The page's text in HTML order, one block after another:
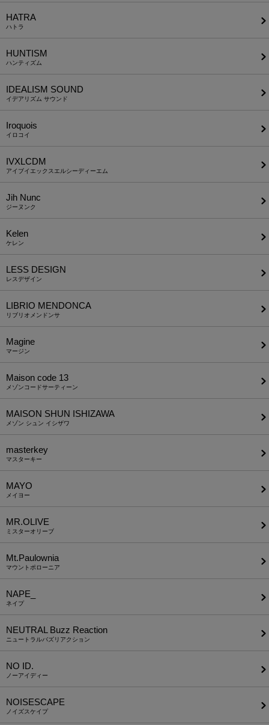
HATRA
ハトラ
HUNTISM
ハンティズム
IDEALISM SOUND
イデアリズム サウンド
Iroquois
イロコイ
IVXLCDM
アイブイエックスエルシーディーエム
Jih Nunc
ジーヌンク
Kelen
ケレン
LESS DESIGN
レスデザイン
LIBRIO MENDONCA
リブリオメンドンサ
Magine
マージン
Maison code 13
メゾンコードサーティーン
MAISON SHUN ISHIZAWA
メゾン シュン イシザワ
masterkey
マスターキー
MAYO
メイヨー
MR.OLIVE
ミスターオリーブ
Mt.Paulownia
マウントポローニア
NAPE_
ネイプ
NEUTRAL Buzz Reaction
ニュートラルバズリアクション
NO ID.
ノーアイディー
NOISESCAPE
ノイズスケイプ